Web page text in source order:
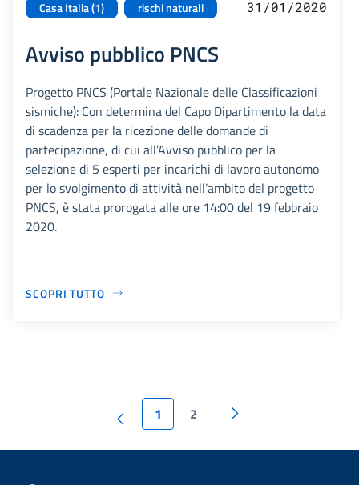
Casa Italia (1) rischi naturali 31/01/2020
Avviso pubblico PNCS
Progetto PNCS (Portale Nazionale delle Classificazioni
sismiche): Con determina del Capo Dipartimento la data
di scadenza per la ricezione delle domande di
partecipazione, di cui all’Avviso pubblico per la
selezione di 5 esperti per incarichi di lavoro autonomo
per lo svolgimento di attività nell’ambito del progetto
PNCS, è stata prorogata alle ore 14:00 del 19 febbraio
2020.
SCOPRI TUTTO
1 2